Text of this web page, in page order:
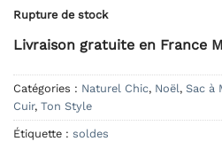
Rupture de stock
Livraison gratuite en France
Catégories : Naturel Chic, Noël, Sac à
Cuir, Ton Style
Étiquette : soldes